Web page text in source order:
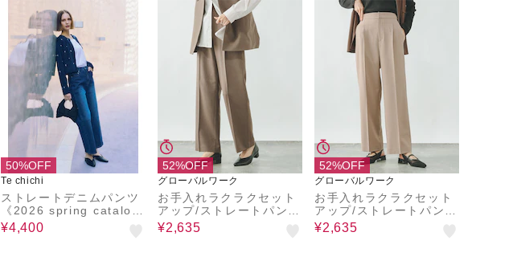
50%OFF
Te chichi
ストレートデニムパンツ
《2026 spring catalog
item》
¥4,400
52%OFF
グローバルワーク
お手入れラクラクセット
アップ/ストレートパン
ツ/600999
¥2,635
52%OFF
グローバルワーク
お手入れラクラクセット
アップ/ストレートパン
ツ/600999
¥2,635